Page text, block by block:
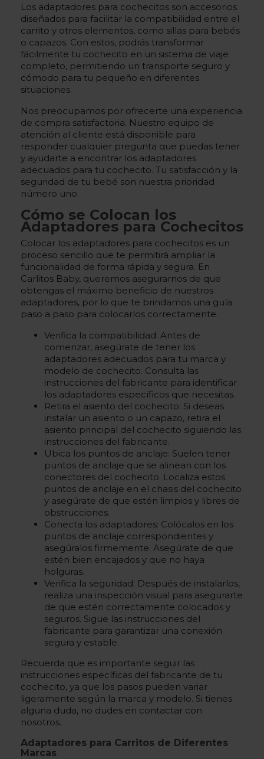
Los adaptadores para cochecitos son accesorios
diseñados para facilitar la compatibilidad entre el
carrito y otros elementos, como sillas para bebés
o capazos. Con estos, podrás transformar
fácilmente tu cochecito en un sistema de viaje
completo, permitiendo un transporte seguro y
cómodo para tu pequeño en diferentes
situaciones.
Nos preocupamos por ofrecerte una experiencia
de compra satisfactoria. Nuestro equipo de
atención al cliente está disponible para
responder cualquier pregunta que puedas tener
y ayudarte a encontrar los adaptadores
adecuados para tu cochecito. Tu satisfacción y la
seguridad de tu bebé son nuestra prioridad
número uno.
Cómo se Colocan los
Adaptadores para Cochecitos
Colocar los adaptadores para cochecitos es un
proceso sencillo que te permitirá ampliar la
funcionalidad de forma rápida y segura. En
Carlitos Baby, queremos asegurarnos de que
obtengas el máximo beneficio de nuestros
adaptadores, por lo que te brindamos una guía
paso a paso para colocarlos correctamente.
Verifica la compatibilidad: Antes de
comenzar, asegúrate de tener los
adaptadores adecuados para tu marca y
modelo de cochecito. Consulta las
instrucciones del fabricante para identificar
los adaptadores específicos que necesitas.
Retira el asiento del cochecito: Si deseas
instalar un asiento o un capazo, retira el
asiento principal del cochecito siguiendo las
instrucciones del fabricante.
Ubica los puntos de anclaje: Suelen tener
puntos de anclaje que se alinean con los
conectores del cochecito. Localiza estos
puntos de anclaje en el chasis del cochecito
y asegúrate de que estén limpios y libres de
obstrucciones.
Conecta los adaptadores: Colócalos en los
puntos de anclaje correspondientes y
asegúralos firmemente. Asegúrate de que
estén bien encajados y que no haya
holguras.
Verifica la seguridad: Después de instalarlos,
realiza una inspección visual para asegurarte
de que estén correctamente colocados y
seguros. Sigue las instrucciones del
fabricante para garantizar una conexión
segura y estable.
Recuerda que es importante seguir las
instrucciones específicas del fabricante de tu
cochecito, ya que los pasos pueden variar
ligeramente según la marca y modelo. Si tienes
alguna duda, no dudes en contactar con
nosotros.
Adaptadores para Carritos de Diferentes
Marcas